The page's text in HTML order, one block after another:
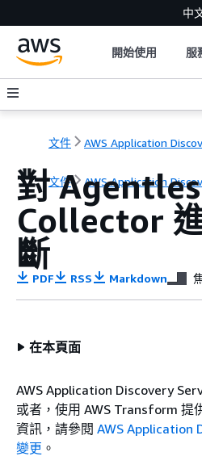
中
開始使用 服
文件 AWS Application
文件 AWS Application
對
Collector
斷
PDF RSS Markdown
在本頁面
AWS Application Discovery
或者，使用 AWS Transform 提
資訊，請參閱 AWS Application
變更 。